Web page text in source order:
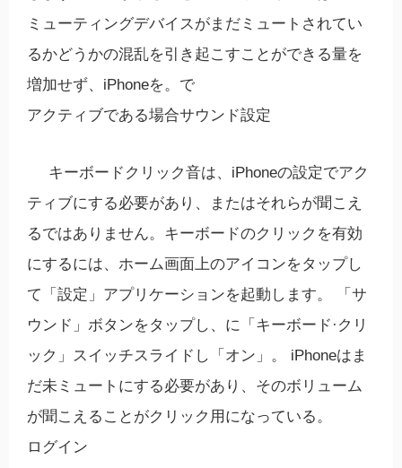
ミューティングデバイスがまだミュートされてい
るかどうかの混乱を引き起こすことができる量を
増加せず、iPhoneを。で
アクティブである場合サウンド設定
キーボードクリック音は、iPhoneの設定でアク
ティブにする必要があり、またはそれらが聞こえ
るではありません。キーボードのクリックを有効
にするには、ホーム画面上のアイコンをタップし
て「設定」アプリケーションを起動します。 「サ
ウンド」ボタンをタップし、に「キーボード·クリ
ック」スイッチスライドし「オン」。 iPhoneはま
だ未ミュートにする必要があり、そのボリューム
が聞こえることがクリック用になっている。
ログイン